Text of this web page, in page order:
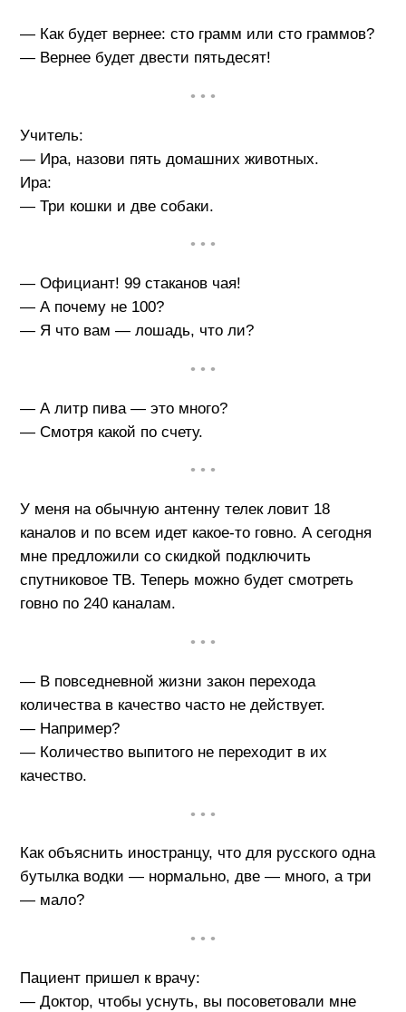
— Как будет вернее: сто грамм или сто граммов?
— Вернее будет двести пятьдесят!
• • •
Учитель:
— Ира, назови пять домашних животных.
Ира:
— Три кошки и две собаки.
• • •
— Официант! 99 стаканов чая!
— А почему не 100?
— Я что вам — лошадь, что ли?
• • •
— А литр пива — это много?
— Смотря какой по счету.
• • •
У меня на обычную антенну телек ловит 18
каналов и по всем идет какое-то говно. А сегодня
мне предложили со скидкой подключить
спутниковое ТВ. Теперь можно будет смотреть
говно по 240 каналам.
• • •
— В повседневной жизни закон перехода
количества в качество часто не действует.
— Например?
— Количество выпитого не переходит в их
качество.
• • •
Как объяснить иностранцу, что для русского одна
бутылка водки — нормально, две — много, а три
— мало?
• • •
Пациент пришел к врачу:
— Доктор, чтобы уснуть, вы посоветовали мне